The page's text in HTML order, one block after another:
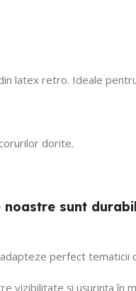
latex retro. Ideale
dorite.
sunt
perfect tematicii
vizibilitate și ușurința